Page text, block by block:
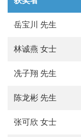
岳宝川 先生
林诚燕 女士
冼子翔 先生
陈龙彬 先生
张可欣 女士